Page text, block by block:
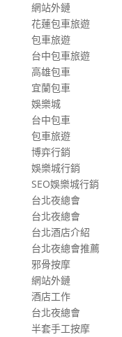
網站外鏈
花蓮包車旅遊
包車旅遊
台中包車旅遊
高雄包車
宜蘭包車
娛樂城
台中包車
包車旅遊
博弈行銷
娛樂城行銷
SEO娛樂城行銷
台北夜總會
台北夜總會
台北酒店介紹
台北夜總會推薦
邪骨按摩
網站外鏈
酒店工作
台北夜總會
半套手工按摩